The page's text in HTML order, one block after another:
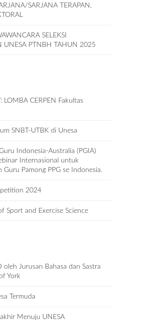
SARJANA TERAPAN,
SELEKSI
UNESA PTNBH TAHUN 2025
LOMBA CERPEN Fakultas
SNBT-UTBK di Unesa
Indonesia-Australia (PGIA)
Internasional untuk
Guru Pamong PPG se Indonesia.
2024
Sport and Exercise Science
oleh Jurusan Bahasa dan Sastra
York
Termuda
Menuju UNESA